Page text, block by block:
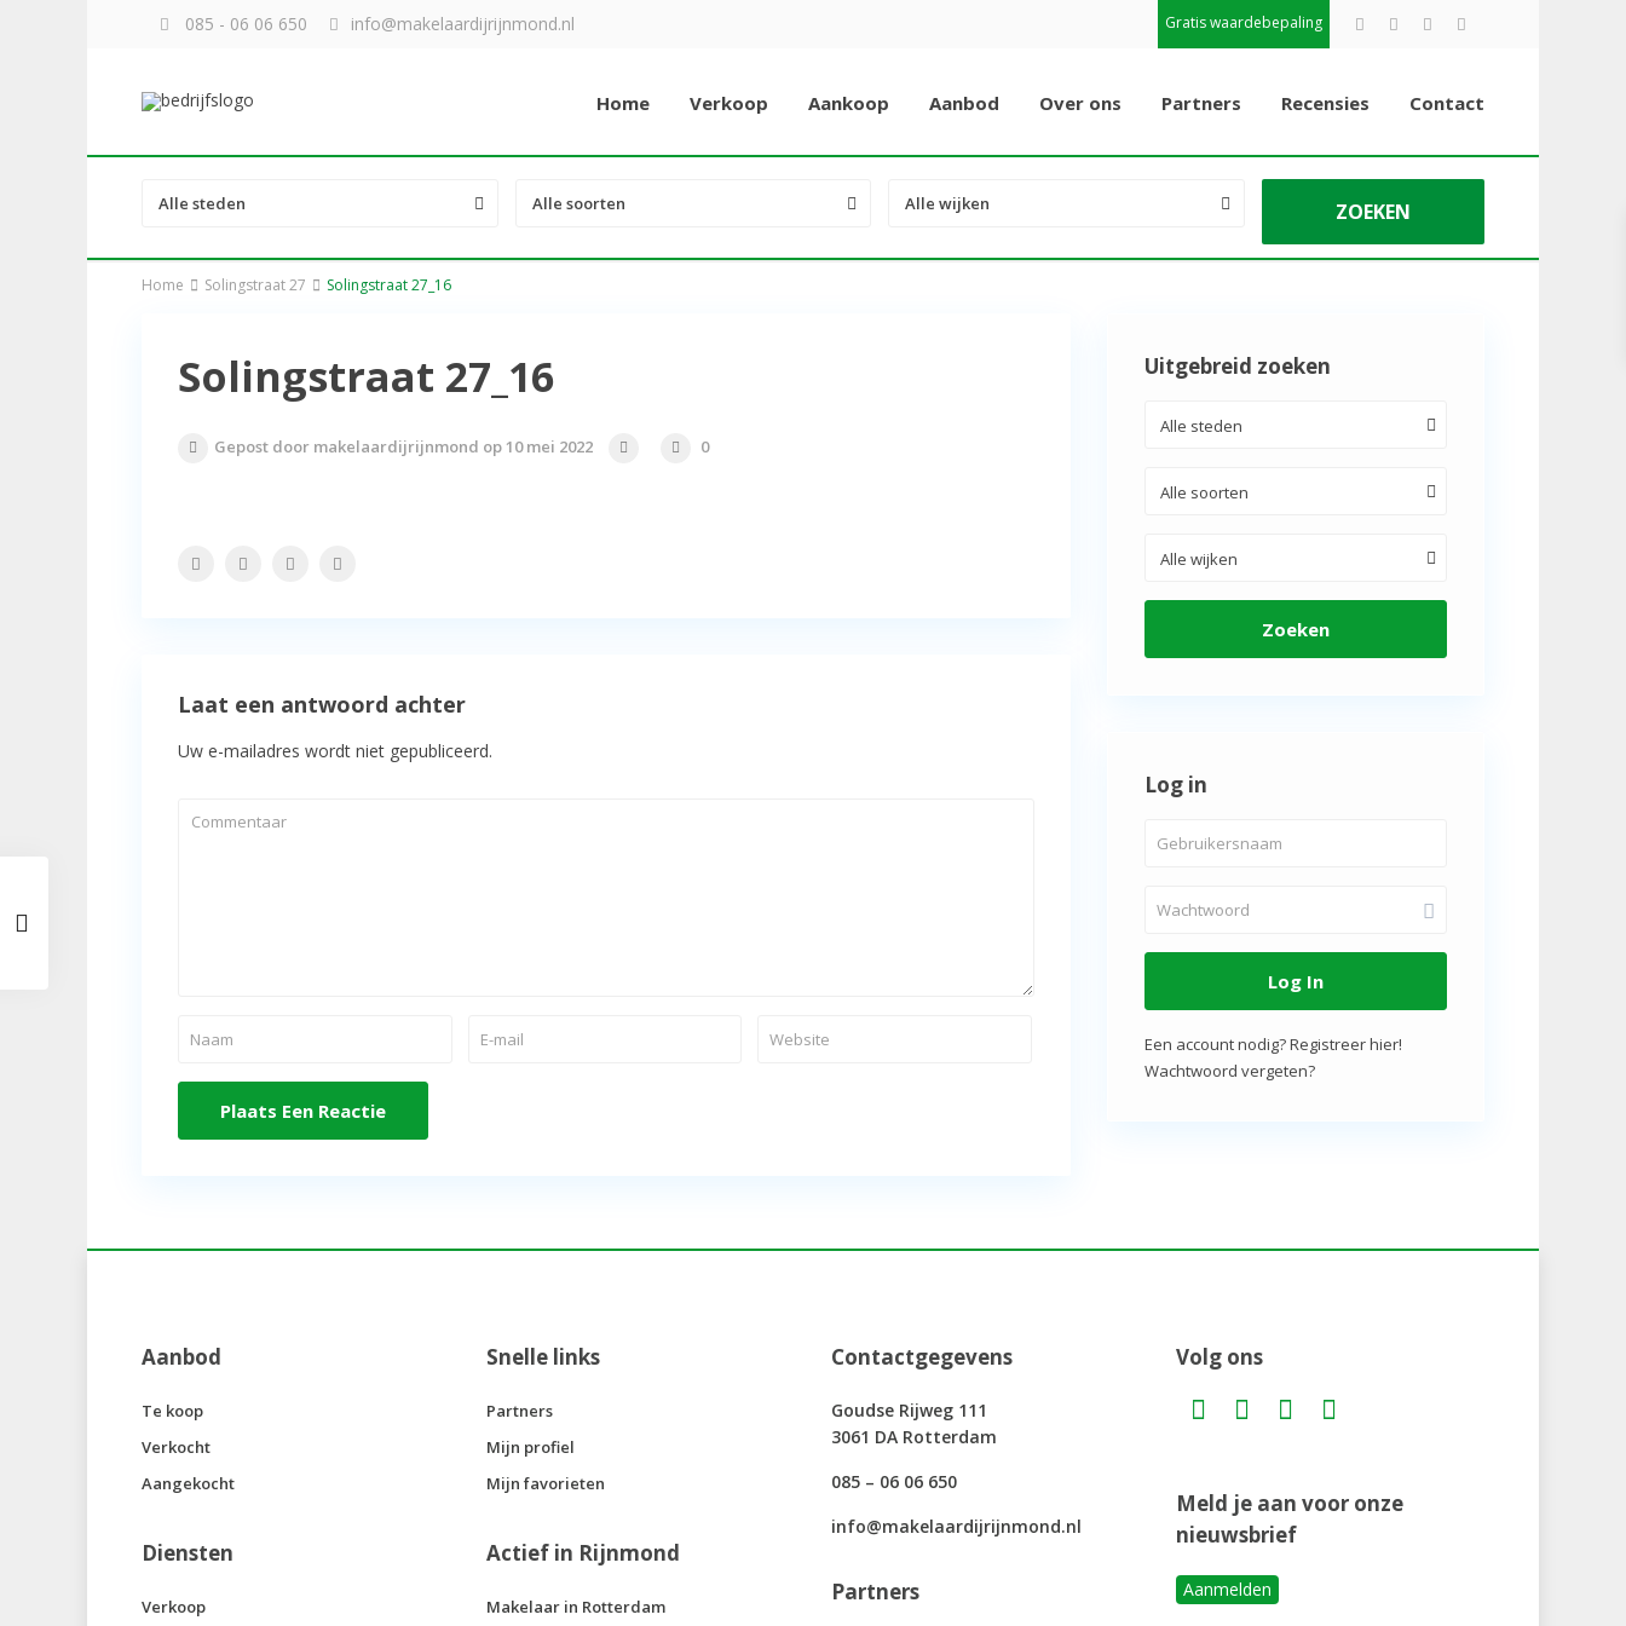
085 - 06 06 650 info@makelaardijrijnmond.nl Gratis waardebepaling
Home Verkoop Aankoop Aanbod Over ons Partners Recensies Contact
Alle steden Alle soorten Alle wijken
Home Solingstraat 27 Solingstraat 27_16
Solingstraat 27_16
Gepost door makelaardijrijnmond op 10 mei 2022 0
Laat een antwoord achter
Uw e-mailadres wordt niet gepubliceerd.
Uitgebreid zoeken
Alle steden
Alle soorten
Alle wijken
Zoeken
Log in
Log In
Een account nodig? Registreer hier!
Wachtwoord vergeten?
Aanbod
Te koop
Verkocht
Aangekocht
Diensten
Verkoop
Snelle links
Partners
Mijn profiel
Mijn favorieten
Actief in Rijnmond
Makelaar in Rotterdam
Contactgegevens
Goudse Rijweg 111
3061 DA Rotterdam
085 – 06 06 650
info@makelaardijrijnmond.nl
Partners
Volg ons
Meld je aan voor onze
nieuwsbrief
Aanmelden